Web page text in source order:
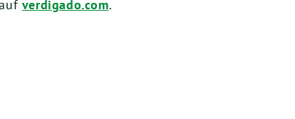
verdigado.com.